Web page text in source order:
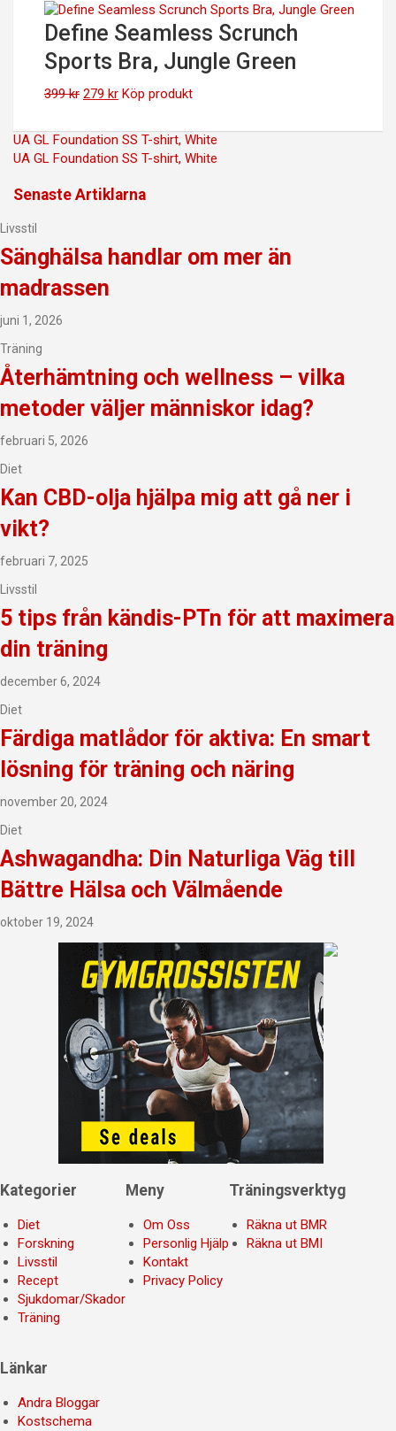
priset
var:
399 kr.
priset
är:
279 kr.
Define Seamless Scrunch
Sports Bra, Jungle Green
399kr Det
priset
var:
399 kr.
279 krDet
priset
är:
279 kr.
Köp produkt
Inläggsnavigering
UA GL Foundation SS T-shirt, White
UA GL Foundation SS T-shirt, White
Senaste Artiklarna
Livsstil
Sänghälsa handlar om mer än
madrassen
juni 1, 2026
Träning
Återhämtning och wellness – vilka
metoder väljer människor idag?
februari 5, 2026
Diet
Kan CBD-olja hjälpa mig att gå ner i
vikt?
februari 7, 2025
Livsstil
5 tips från kändis-PTn för att maximera
din träning
december 6, 2024
Diet
Färdiga matlådor för aktiva: En smart
lösning för träning och näring
november 20, 2024
Diet
Ashwagandha: Din Naturliga Väg till
Bättre Hälsa och Välmående
oktober 19, 2024
Kategorier
Diet
Forskning
Livsstil
Recept
Sjukdomar/Skador
Träning
Meny
Om Oss
Personlig Hjälp
Kontakt
Privacy Policy
Träningsverktyg
Räkna ut BMR
Räkna ut BMI
Länkar
Andra Bloggar
Kostschema